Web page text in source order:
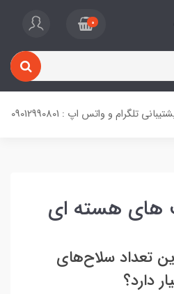
0
تلگرام و واتس اپ : 09012990801
های هسته ای
تعداد سلا‌ح‌های
دارد؟